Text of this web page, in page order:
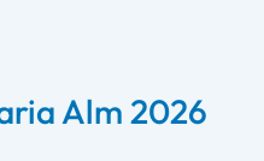
Alm 2026